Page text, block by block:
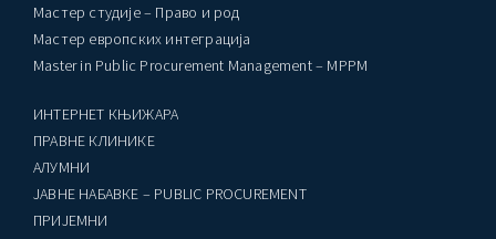
Мастер студије – Право и род
Мастер европских интеграција
Master in Public Procurement Management – MPPM
ИНТЕРНЕТ КЊИЖАРА
ПРАВНЕ КЛИНИКЕ
AЛУМНИ
ЈАВНЕ НАБАВКЕ – PUBLIC PROCUREMENT
ПРИЈЕМНИ